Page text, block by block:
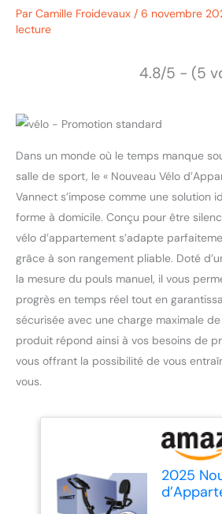
Par Camille Froidevaux / 6 novembre
lecture
4.8/5 - (5
Dans un monde où le temps manque
salle de sport, le « Nouveau Vélo
Vannect s’impose comme une solution
forme à domicile. Conçu pour être
vélo d’appartement s’adapte
grâce à son rangement pliable. Doté
la mesure du pouls manuel, il vous
progrès en temps réel tout en
sécurisée avec une charge maximale
produit répond ainsi à vos besoins de
vous offrant la possibilité de vous
vous.
2025